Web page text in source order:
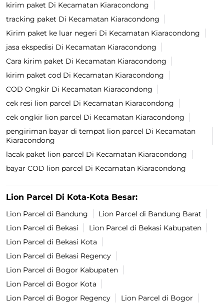
kirim paket Di Kecamatan Kiaracondong
tracking paket Di Kecamatan Kiaracondong
Kirim paket ke luar negeri Di Kecamatan Kiaracondong
jasa ekspedisi Di Kecamatan Kiaracondong
Cara kirim paket Di Kecamatan Kiaracondong
kirim paket cod Di Kecamatan Kiaracondong
COD Ongkir Di Kecamatan Kiaracondong
cek resi lion parcel Di Kecamatan Kiaracondong
cek ongkir lion parcel Di Kecamatan Kiaracondong
pengiriman bayar di tempat lion parcel Di Kecamatan
Kiaracondong
lacak paket lion parcel Di Kecamatan Kiaracondong
bayar COD lion parcel Di Kecamatan Kiaracondong
Lion Parcel Di Kota-Kota Besar:
Lion Parcel di Bandung
Lion Parcel di Bandung Barat
Lion Parcel di Bekasi
Lion Parcel di Bekasi Kabupaten
Lion Parcel di Bekasi Kota
Lion Parcel di Bekasi Regency
Lion Parcel di Bogor Kabupaten
Lion Parcel di Bogor Kota
Lion Parcel di Bogor Regency
Lion Parcel di Bogor